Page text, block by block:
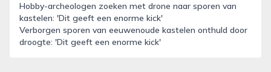
Hobby-archeologen zoeken met drone naar sporen van
kastelen: 'Dit geeft een enorme kick'
Verborgen sporen van eeuwenoude kastelen onthuld door
droogte: 'Dit geeft een enorme kick'